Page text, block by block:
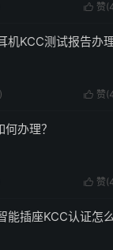
 赞(
机KCC测试报告办
 赞(
办理？
 赞(
能插座KCC认证怎